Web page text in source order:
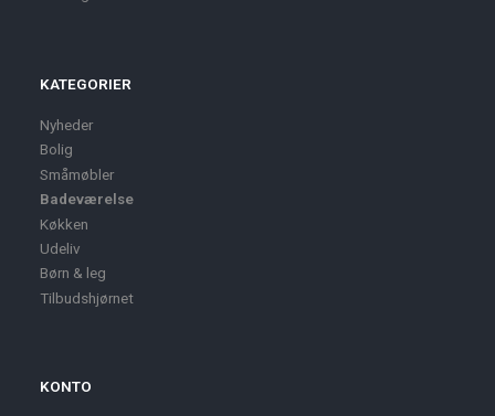
KATEGORIER
Nyheder
Bolig
Småmøbler
Badeværelse
Køkken
Udeliv
Børn & leg
Tilbudshjørnet
KONTO